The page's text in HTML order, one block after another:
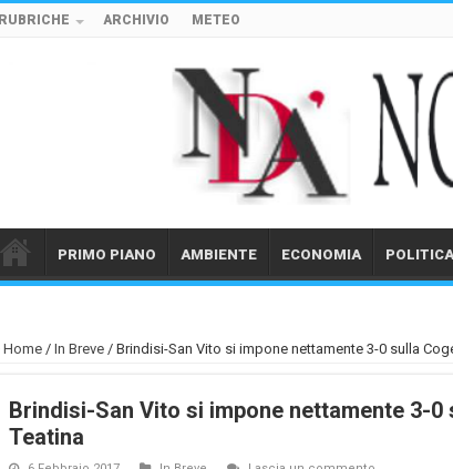
RUBRICHE ARCHIVIO METEO
PRIMO PIANO AMBIENTE ECONOMIA POLITICA
Home / In Breve / Brindisi-San Vito si impone nettamente 3-0 sulla
Brindisi-San Vito si impone nettamente 3-0
Teatina